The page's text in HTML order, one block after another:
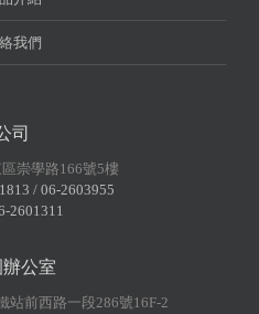
我們
司
崇學路166號5樓
/ 06-2603955
2601311
公室
站前西路一段286號16F-2